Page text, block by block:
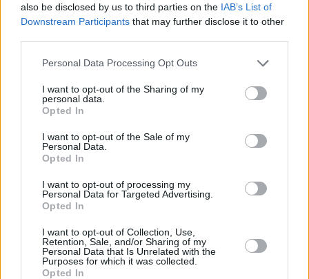
also be disclosed by us to third parties on the IAB’s List of
Downstream Participants that may further disclose it to other
Personal Data Processing Opt Outs
I want to opt-out of the Sharing of my
personal data.
Opted In
I want to opt-out of the Sale of my
Personal Data.
Opted In
I want to opt-out of processing my
Personal Data for Targeted Advertising.
Opted In
I want to opt-out of Collection, Use,
Retention, Sale, and/or Sharing of my
Personal Data that Is Unrelated with the
Purposes for which it was collected.
Opted In